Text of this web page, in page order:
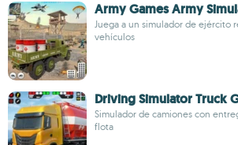
Army Games Army
Juega a un simulador de ejército
vehículos
Driving Simulator Truck
Simulador de camiones con
flota